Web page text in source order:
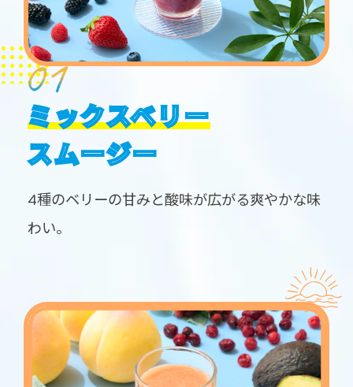
ミックスベリー
スムージー
4種のベリーの甘みと酸味が広がる爽やかな味
わい。